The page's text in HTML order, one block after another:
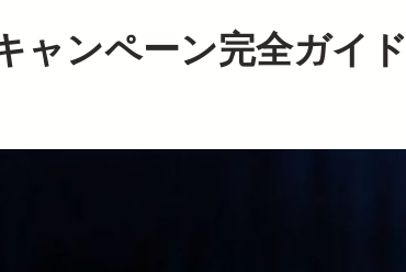
ャンペーン完全ガイド